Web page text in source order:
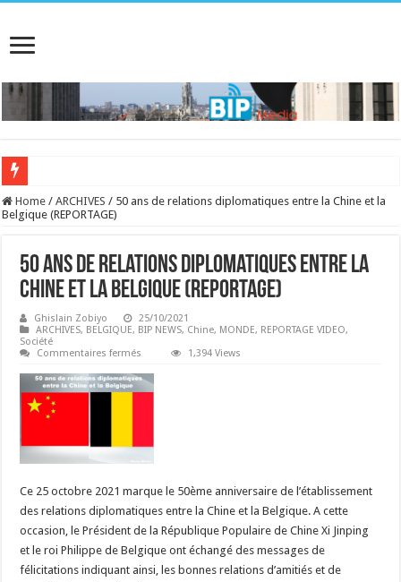
Home / ARCHIVES / 50 ans de relations diplomatiques entre la Chine et la
Belgique (REPORTAGE)
50 ans de relations diplomatiques entre la
Chine et la Belgique (REPORTAGE)
Ghislain Zobiyo
25/10/2021
ARCHIVES, BELGIQUE, BIP NEWS, Chine, MONDE, REPORTAGE VIDEO,
Société
Commentaires fermés
ans
de
Chine
(REPORTAGE)
1,394 Views
Ce 25 octobre 2021 marque le 50ème anniversaire de l’établissement
des relations diplomatiques entre la Chine et la Belgique. A cette
occasion, le Président de la République Populaire de Chine Xi Jinping
et le roi Philippe de Belgique ont échangé des messages de
félicitations indiquant ainsi, les bonnes relations d’amitiés et de